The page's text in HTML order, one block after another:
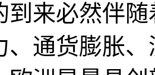
到来必然伴
、通货膨胀